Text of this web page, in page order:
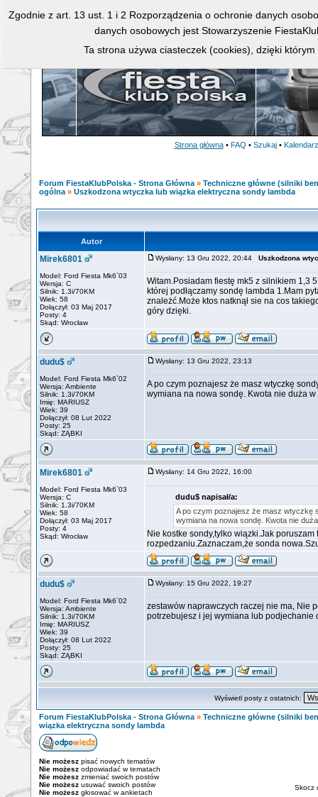
Strona główna • FAQ • Szukaj • Kalendarz
Forum FiestaKlubPolska - Strona Główna » Techniczne główne (silniki
ogólna » Uszkodzona wtyczka lub wiązka elektryczna sondy lambda
Autor
Mirek6801
Model: Ford Fiesta Mk6`03
Wersja: C
Silnik: 1.3i/70KM
Wiek: 58
Dołączył: 03 Maj 2017
Posty: 4
Skąd: Wrocław
Wysłany: 13 Gru 2022, 20:44 Uszkodzona
Witam.Posiadam fiestę mk5 z silnikiem 1,3
której podłączamy sondę lambda 1.Mam
znależć.Może ktos natknął sie na cos
góry dzięki.
dudu$
Model: Ford Fiesta Mk6`02
Wersja: Ambiente
Silnik: 1.3i/70KM
Imię: MARIUSZ
Wiek: 39
Dołączył: 08 Lut 2022
Posty: 25
Skąd: ZĄBKI
Wysłany: 13 Gru 2022, 23:13
A po czym poznajesz że masz wtyczkę
wymiana na nowa sondę. Kwota nie duża w
Mirek6801
Model: Ford Fiesta Mk6`03
Wersja: C
Silnik: 1.3i/70KM
Wiek: 58
Dołączył: 03 Maj 2017
Posty: 4
Skąd: Wrocław
Wysłany: 14 Gru 2022, 16:00
dudu$ napisał/a:
A po czym poznajesz że masz wtyczkę
wymiana na nowa sondę. Kwota nie
Nie kostke sondy,tylko wiązki.Jak
rozpedzaniu.Zaznaczam,że sonda
dudu$
Model: Ford Fiesta Mk6`02
Wersja: Ambiente
Silnik: 1.3i/70KM
Imię: MARIUSZ
Wiek: 39
Dołączył: 08 Lut 2022
Posty: 25
Skąd: ZĄBKI
Wysłany: 15 Gru 2022, 19:27
zestawów naprawczych raczej nie ma, Nie
potrzebujesz i jej wymiana lub
Wyświetl posty z ostatnich:
Forum FiestaKlubPolska - Strona Główna » Techniczne główne (silniki
wiązka elektryczna sondy lambda
Nie możesz pisać nowych tematów
Nie możesz odpowiadać w tematach
Nie możesz zmieniać swoich postów
Nie możesz usuwać swoich postów
Nie możesz głosować w ankietach
Skocz
Zgodnie z art. 13 ust. 1 i 2 Rozporządzenia o ochronie danych
danych osobowych jest Stowarzyszenie
Ta strona używa ciasteczek (cookies), dzięki